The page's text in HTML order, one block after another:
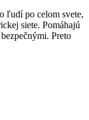
ľudí po celom svete,
siete. Pomáhajú
Preto